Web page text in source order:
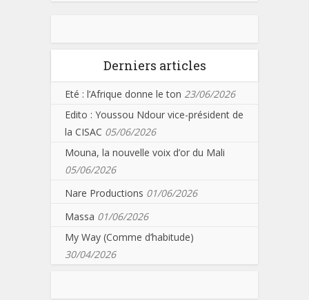
Derniers articles
Eté : l’Afrique donne le ton 23/06/2026
Edito : Youssou Ndour vice-président de
la CISAC 05/06/2026
Mouna, la nouvelle voix d’or du Mali
05/06/2026
Nare Productions 01/06/2026
Massa 01/06/2026
My Way (Comme d’habitude)
30/04/2026